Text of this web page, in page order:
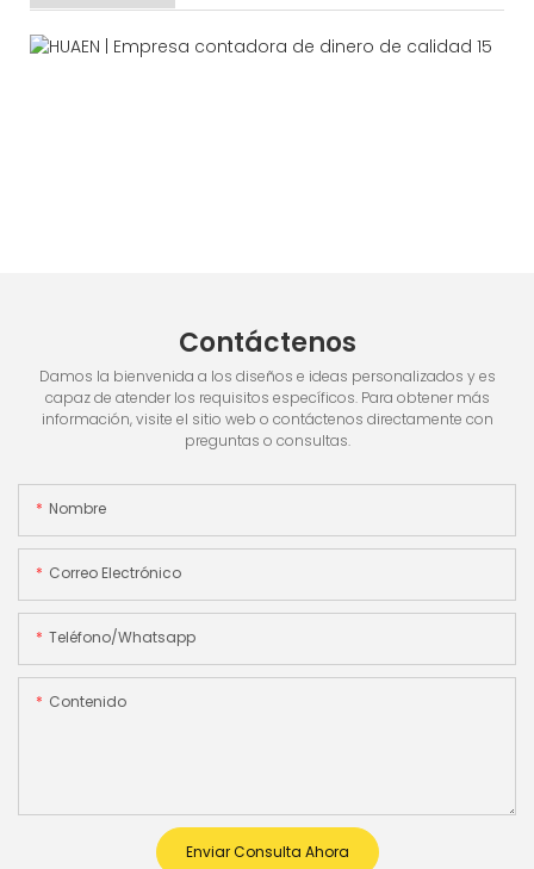
Contáctenos
Damos la bienvenida a los diseños e ideas personalizados y es
capaz de atender los requisitos específicos. Para obtener más
información, visite el sitio web o contáctenos directamente con
preguntas o consultas.
Nombre
Correo Electrónico
Teléfono/whatsapp
Contenido
Enviar Consulta Ahora